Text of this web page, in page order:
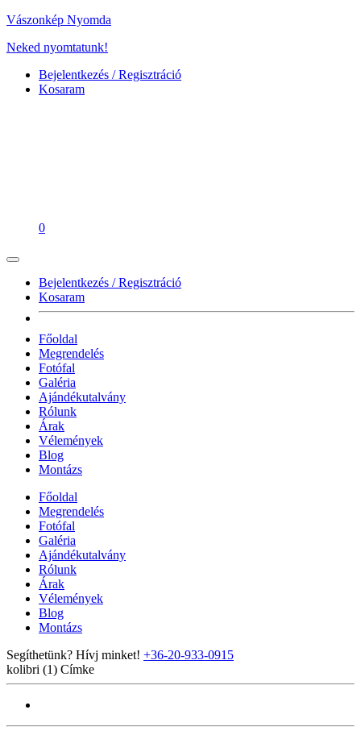
Vászonkép Nyomda
Neked nyomtatunk!
Bejelentkezés / Regisztráció
Kosaram
0
Bejelentkezés / Regisztráció
Kosaram
Főoldal
Megrendelés
Fotófal
Galéria
Ajándékutalvány
Rólunk
Árak
Vélemények
Blog
Montázs
Főoldal
Megrendelés
Fotófal
Galéria
Ajándékutalvány
Rólunk
Árak
Vélemények
Blog
Montázs
Segíthetünk? Hívj minket! +36-20-933-0915
kolibri (1) Címke